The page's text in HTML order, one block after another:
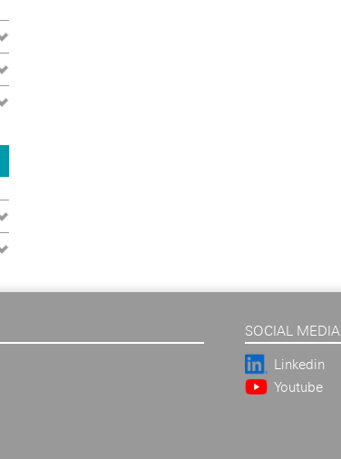
SOCIAL MEDIA
Linkedin
Youtube